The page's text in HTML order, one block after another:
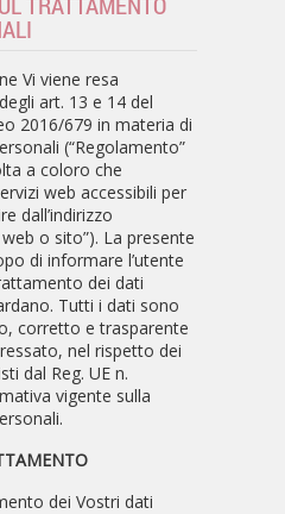
Vi viene resa
art. 13 e 14 del
2016/679 in materia di
(“Regolamento”
a coloro che
web accessibili per
dall’indirizzo
o sito”). La presente
di informare l’utente
dei dati
Tutti i dati sono
corretto e trasparente
nel rispetto dei
dal Reg. UE n.
vigente sulla
dei Vostri dati